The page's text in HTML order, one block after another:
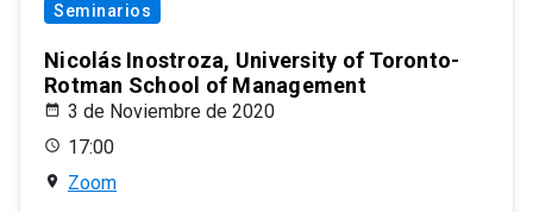
Seminarios
Nicolás Inostroza, University of Toronto-
Rotman School of Management
3 de Noviembre de 2020
17:00
Zoom